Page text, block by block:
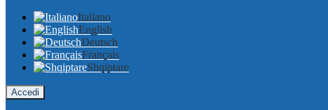
Italiano
English
Deutsch
Français
Shqiptare
Accedi